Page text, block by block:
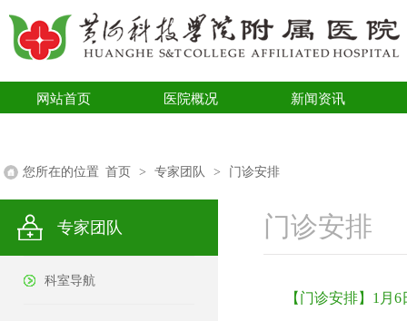
网站首页 医院概况 新闻资讯
您所在的位置 首页 > 专家团队 > 门诊安排
专家团队
科室导航
门诊安排
【门诊安排】1月